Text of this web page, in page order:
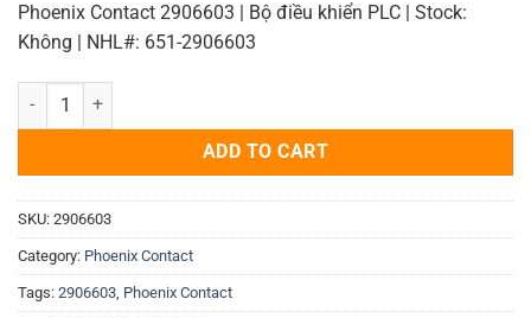
Phoenix Contact 2906603 | Bộ điều khiển PLC | Stock:
Không | NHL#: 651-2906603
Bộ điều khiển PLC IOA REL 24V DI/ BFI/1.0A/EX quantity
ADD TO CART
SKU: 2906603
Category: Phoenix Contact
Tags: 2906603 Phoenix Contact